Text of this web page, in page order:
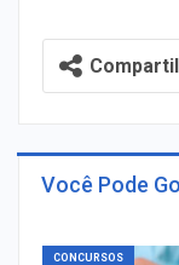
Você Pode
CONCURSOS